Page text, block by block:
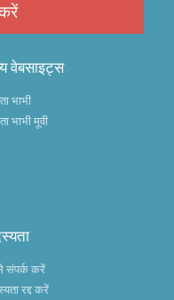
वेबसाइट्स
भाभी
भाभी मूवी
संपर्क करें
रद्द करें